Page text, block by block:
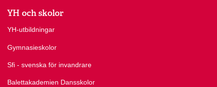
YH och skolor
YH-utbildningar
Gymnasieskolor
Sfi - svenska för invandrare
Balettakademien Dansskolor